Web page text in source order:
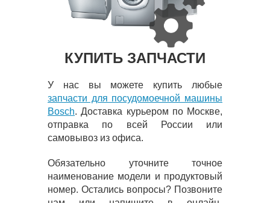
КУПИТЬ ЗАПЧАСТИ
У нас вы можете купить любые
запчасти для посудомоечной машины
Bosch. Доставка курьером по Москве,
отправка по всей России или
самовывоз из офиса.
Обязательно уточните точное
наименование модели и продуктовый
номер. Остались вопросы? Позвоните